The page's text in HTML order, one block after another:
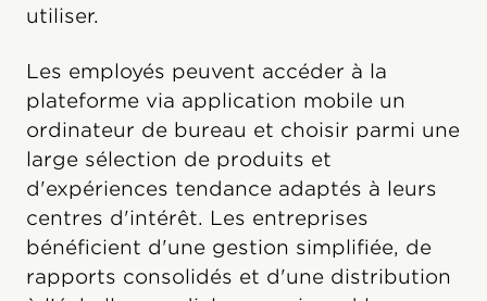
utiliser.
Les employés peuvent accéder à la
plateforme via application mobile un
ordinateur de bureau et choisir parmi une
large sélection de produits et
d'expériences tendance adaptés à leurs
centres d'intérêt. Les entreprises
bénéficient d'une gestion simplifiée, de
rapports consolidés et d'une distribution